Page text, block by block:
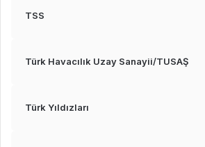
TSS
Türk Havacılık Uzay Sanayii/TUSAŞ
Türk Yıldızları